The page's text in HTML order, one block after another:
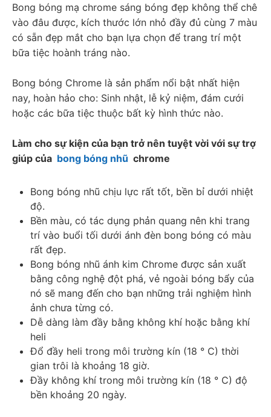
Bong bóng mạ chrome sáng bóng đẹp không thể chê
vào đâu được, kích thước lớn nhỏ đầy đủ cùng 7 màu
có sẵn đẹp mắt cho bạn lựa chọn để trang trí một
bữa tiệc hoành tráng nào.
Bong bóng Chrome là sản phẩm nổi bật nhất hiện
nay, hoàn hảo cho: Sinh nhật, lễ kỷ niệm, đám cưới
hoặc các bữa tiệc thuộc bất kỳ hình thức nào.
Làm cho sự kiện của bạn trở nên tuyệt vời với sự trợ
giúp của bong bóng nhũ
  chrome
Bong bóng nhũ chịu lực rất tốt, bền bỉ dưới nhiệt
độ.
Bền màu, có tác dụng phản quang nên khi trang
trí vào buổi tối dưới ánh đèn bong bóng có màu
rất đẹp.
Bong bóng nhũ ánh kim Chrome được sản xuất
bằng công nghệ đột phá, vẻ ngoài bóng bẩy của
nó sẽ mang đến cho bạn những trải nghiệm hình
ảnh chưa từng có.
Dễ dàng làm đầy bằng không khí hoặc bằng khí
heli
Đổ đầy heli trong môi trường kín (18 ° C) thời
gian trôi là khoảng 18 giờ.
Đầy không khí trong môi trường kín (18 ° C) độ
bền khoảng 20 ngày.